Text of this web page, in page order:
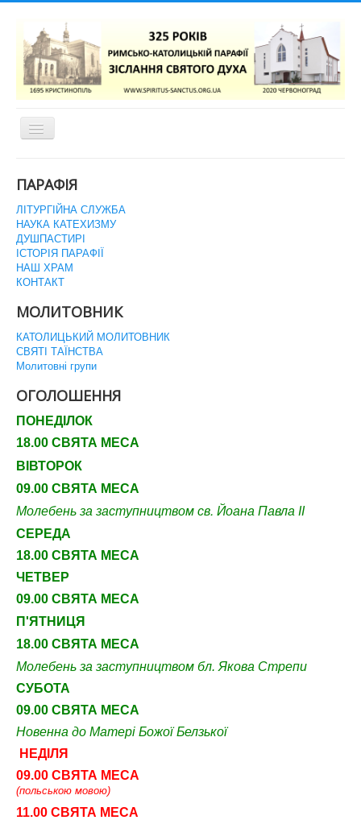
Перемикач
навігації
ПАРАФІЯ
ЛІТУРГІЙНА СЛУЖБА
НАУКА КАТЕХИЗМУ
ДУШПАСТИРІ
ІСТОРІЯ ПАРАФІЇ
НАШ ХРАМ
КОНТАКТ
МОЛИТОВНИК
КАТОЛИЦЬКИЙ МОЛИТОВНИК
СВЯТІ ТАЇНСТВА
Молитовні групи
ОГОЛОШЕННЯ
ПОНЕДІЛОК
18.00 СВЯТА МЕСА
ВІВТОРОК
09.00 СВЯТА МЕСА
Молебень за заступництвом св. Йоана Павла ІІ
СЕРЕДА
18.00 СВЯТА МЕСА
ЧЕТВЕР
09.00 СВЯТА МЕСА
П'ЯТНИЦЯ
18.00 СВЯТА МЕСА
Молебень за заступництвом бл. Якова Стрепи
СУБОТА
09.00 СВЯТА МЕСА
Новенна до Матері Божої Белзької
НЕДІЛЯ
09.00 СВЯТА МЕСА
(польською мовою)
11.00 СВЯТА МЕСА